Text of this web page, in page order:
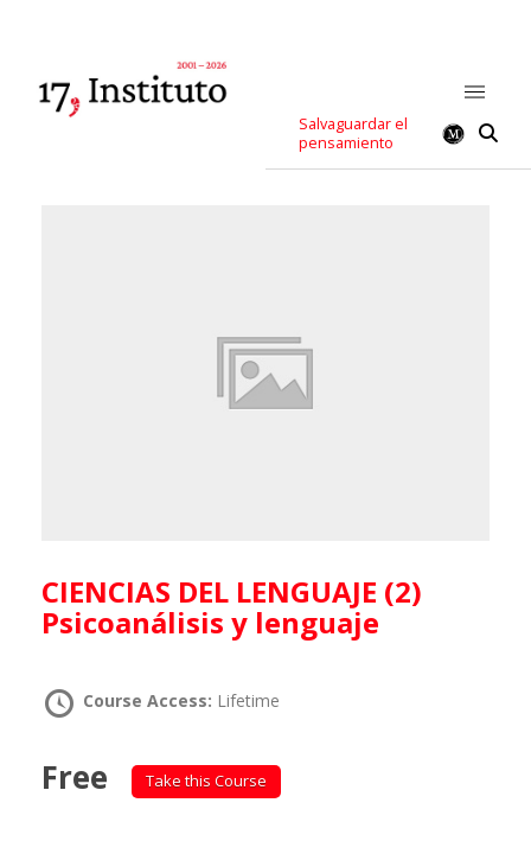
Salvaguardar el
pensamiento
CIENCIAS DEL LENGUAJE (2)
Psicoanálisis y lenguaje
Course Access: Lifetime
Free Take this Course